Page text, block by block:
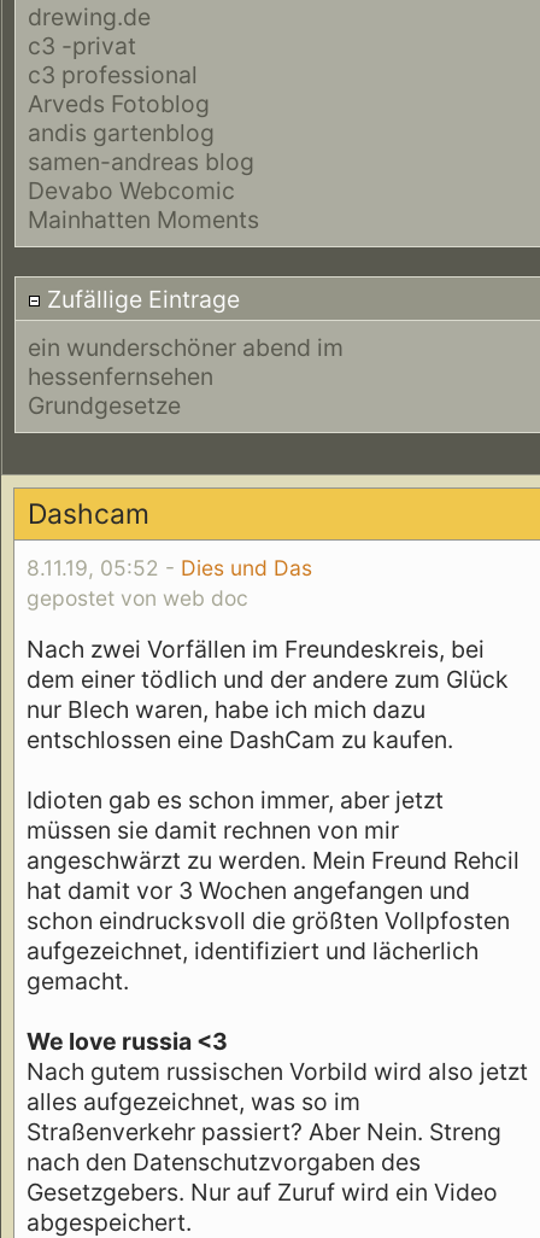
drewing.de
c3 -privat
c3 professional
Arveds Fotoblog
andis gartenblog
samen-andreas blog
Devabo Webcomic
Mainhatten Moments
Zufällige Eintrage
ein wunderschöner abend im
hessenfernsehen
Grundgesetze
Dashcam
8.11.19, 05:52 - Dies und Das
gepostet von web doc
Nach zwei Vorfällen im Freundeskreis, bei
dem einer tödlich und der andere zum Glück
nur Blech waren, habe ich mich dazu
entschlossen eine DashCam zu kaufen.
Idioten gab es schon immer, aber jetzt
müssen sie damit rechnen von mir
angeschwärzt zu werden. Mein Freund Rehcil
hat damit vor 3 Wochen angefangen und
schon eindrucksvoll die größten Vollpfosten
aufgezeichnet, identifiziert und lächerlich
gemacht.
We love russia <3
Nach gutem russischen Vorbild wird also jetzt
alles aufgezeichnet, was so im
Straßenverkehr passiert? Aber Nein. Streng
nach den Datenschutzvorgaben des
Gesetzgebers. Nur auf Zuruf wird ein Video
abgespeichert.